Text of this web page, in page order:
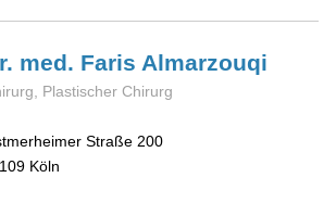
med. Faris Almarzouqi
Plastischer Chirurg
Straße 200
Köln